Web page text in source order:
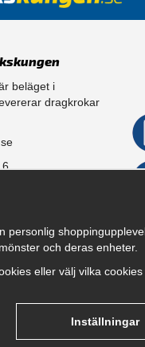
beläget i
dragkrokar
till din bil
personlig
och deras enheter.
eller välj vilka
Inställningar